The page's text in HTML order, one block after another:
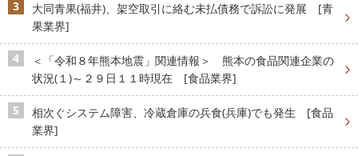
大同青果(福井)、架空取引に絡む未払債務で訴訟に発展 [青
果業界]
＜「令和８年熊本地震」関連情報＞ 熊本の食品関連企業の
状況(１)～２９日１１時現在 [食品業界]
相次ぐシステム障害、冷蔵倉庫の兵食(兵庫)でも発生 [食品
業界]